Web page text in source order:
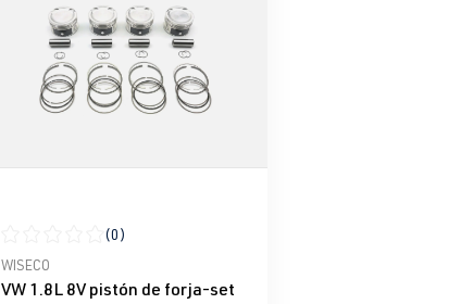
Calificación promedio de 0 de 5 estrellas
(0)
WISECO
VW 1.8L 8V pistón de forja-set